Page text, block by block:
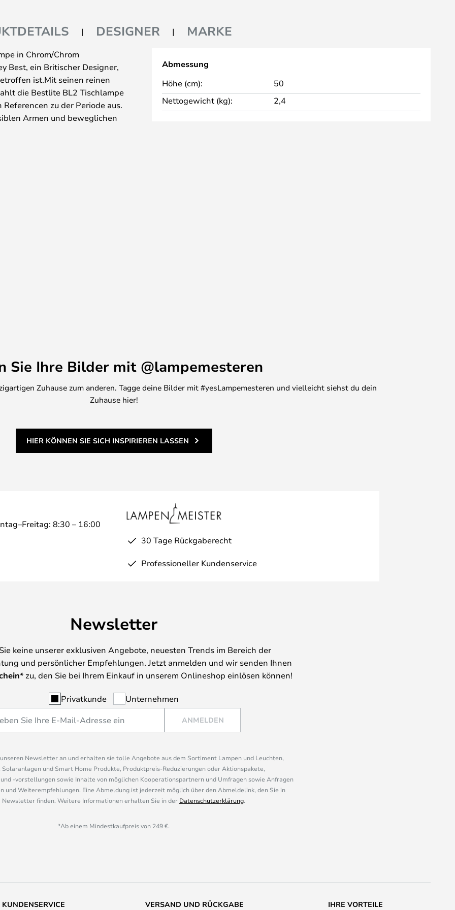
DESIGNER MARKE
in Chrom/Chrom
Best, ein Britischer Designer,
ist.Mit seinen reinen
die Bestlite BL2 Tischlampe
zu der Periode aus.
Armen und beweglichen
Ecke oder sogar als
Bestlite zu dem ersten
und das machte
Lampe. Die öffentliche
Design. Die Lampen
im Victoria & Albert
Abmessung
Höhe (cm):
50
Nettogewicht (kg):
2,4
Sie Ihre Bilder mit @lampemesteren
Zuhause zum anderen. Tagge deine Bilder mit #yesLampemesteren und vielleicht siehst du dein
Zuhause hier!
HIER KÖNNEN SIE SICH INSPIRIEREN LASSEN
8:30 – 16:00
30 Tage Rückgaberecht
Professioneller Kundenservice
Newsletter
keine unserer exklusiven Angebote, neuesten Trends im Bereich der
und persönlicher Empfehlungen. Jetzt anmelden und wir senden Ihnen
zu, den Sie bei Ihrem Einkauf in unserem Onlineshop einlösen können!
Privatkunde Unternehmen
ANMELDEN
Newsletter an und erhalten sie tolle Angebote aus dem Sortiment Lampen und Leuchten,
und Smart Home Produkte, Produktpreis-Reduzierungen oder Aktionspakete,
-vorstellungen sowie Inhalte von möglichen Kooperationspartnern und Umfragen sowie Anfragen
und Weiterempfehlungen. Eine Abmeldung ist jederzeit möglich über den Abmeldelink, den Sie in
Newsletter finden. Weitere Informationen erhalten Sie in der Datenschutzerklärung.
*Ab einem Mindestkaufpreis von 249 €.
KUNDENSERVICE VERSAND UND RÜCKGABE IHRE VORTEILE